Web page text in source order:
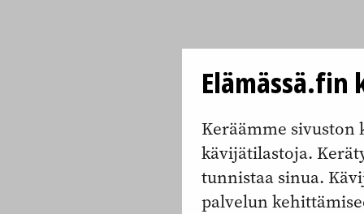
Keräämme sivuston
kävijätilastoja.
tunnistaa sinua.
palvelun